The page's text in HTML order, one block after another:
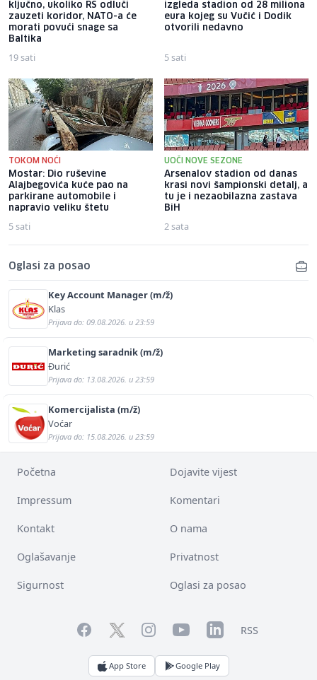
ključno, ukoliko RS odluči
zauzeti koridor, NATO-a će
morati povući snage sa
Baltika
19 sati
izgleda stadion od 28 miliona
eura kojeg su Vučić i Dodik
otvorili nedavno
5 sati
TOKOM NOĆI
Mostar: Dio ruševine
Alajbegovića kuće pao na
parkirane automobile i
napravio veliku štetu
5 sati
UOČI NOVE SEZONE
Arsenalov stadion od danas
krasi novi šampionski detalj, a
tu je i nezaobilazna zastava
BiH
2 sata
Oglasi za posao
Key Account Manager (m/ž)
Klas
Prijava do: 09.08.2026. u 23:59
Marketing saradnik (m/ž)
Đurić
Prijava do: 13.08.2026. u 23:59
Komercijalista (m/ž)
Voćar
Prijava do: 15.08.2026. u 23:59
Početna Dojavite vijest
Impressum Komentari
Kontakt O nama
Oglašavanje Privatnost
Sigurnost Oglasi za posao
FacebookTwitterInstagramYouTubeLinkedInRSS
App Store Google Play